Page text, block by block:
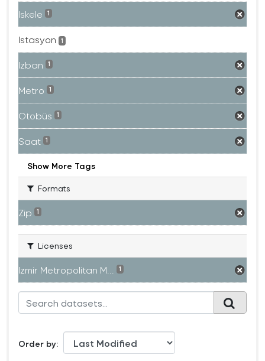
Iskele 1
Istasyon 1
Izban 1
Metro 1
Otobüs 1
Saat 1
Show More Tags
Formats
Zip 1
Licenses
Izmir Metropolitan M... 1
Order by